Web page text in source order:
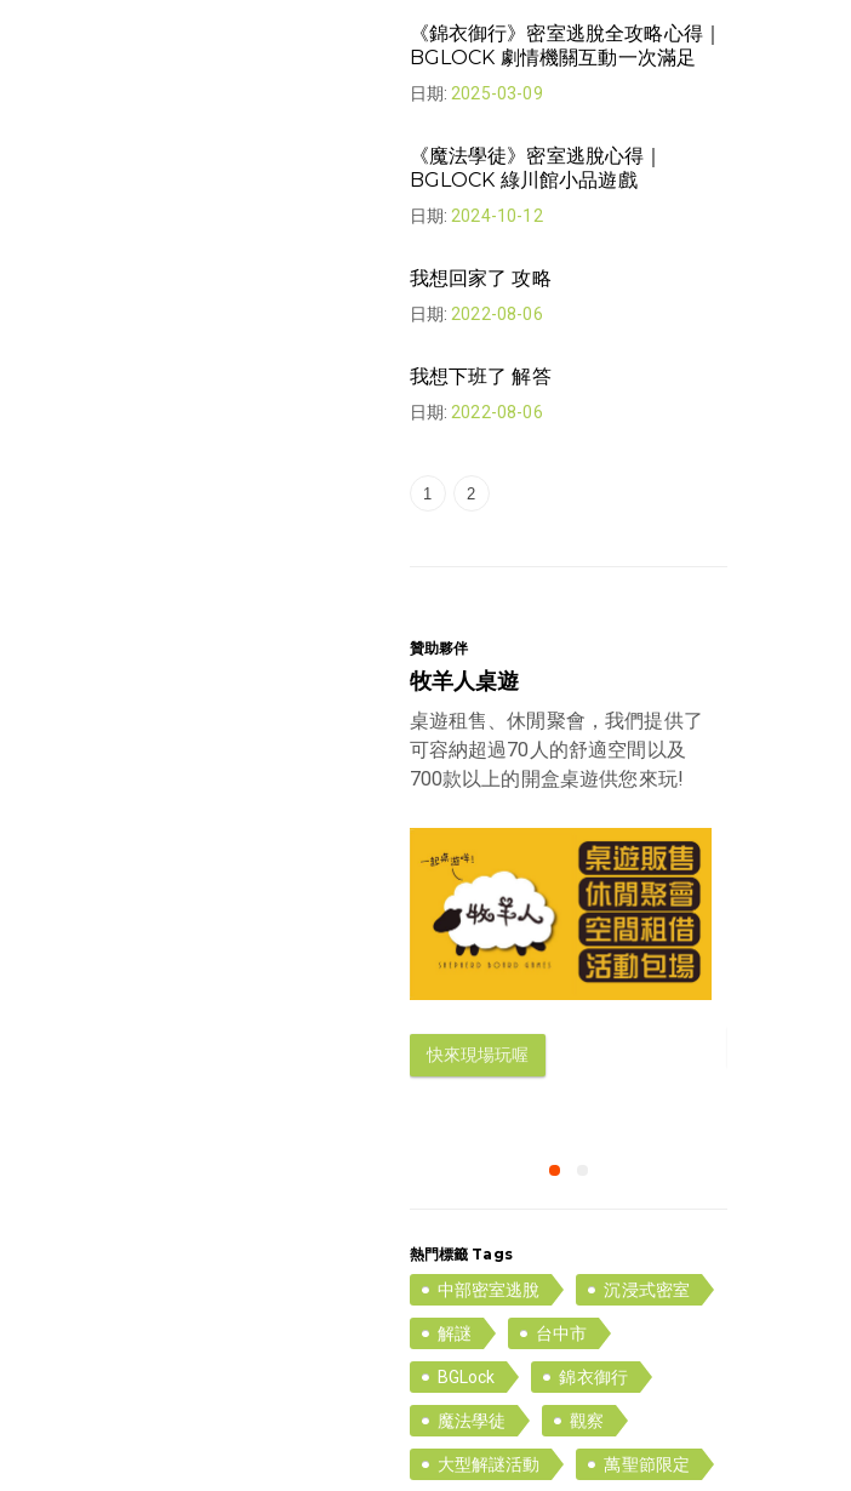
《錦衣御行》密室逃脫全攻略心得｜
BGLOCK 劇情機關互動一次滿足
日期: 2025-03-09
《魔法學徒》密室逃脫心得｜
BGLOCK 綠川館小品遊戲
日期: 2024-10-12
我想回家了 攻略
日期: 2022-08-06
我想下班了 解答
日期: 2022-08-06
1 2
贊助夥伴
牧羊人桌遊
桌遊租售、休閒聚會，我們提供了
可容納超過70人的舒適空間以及
700款以上的開盒桌遊供您來玩!
快來現場玩喔
熱門標籤 Tags
中部密室逃脫 沉浸式密室
解謎 台中市
BGLock 錦衣御行
魔法學徒 觀察
大型解謎活動 萬聖節限定